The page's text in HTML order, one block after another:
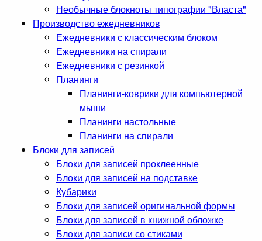
Необычные блокноты типографии "Власта"
Производство ежедневников
Ежедневники с классическим блоком
Ежедневники на спирали
Ежедневники с резинкой
Планинги
Планинги-коврики для компьютерной
мыши
Планинги настольные
Планинги на спирали
Блоки для записей
Блоки для записей проклеенные
Блоки для записей на подставке
Кубарики
Блоки для записей оригинальной формы
Блоки для записей в книжной обложке
Блоки для записи со стиками